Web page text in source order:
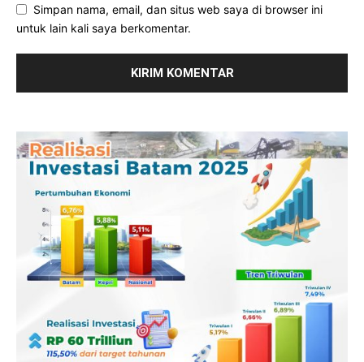
Simpan nama, email, dan situs web saya di browser ini
untuk lain kali saya berkomentar.